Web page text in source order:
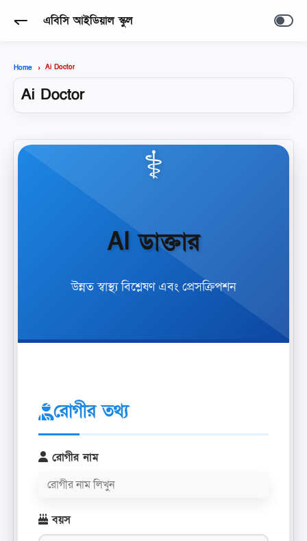
এবিসি আইডিয়াল স্কুল
Home Ai Doctor
Ai Doctor
⚕️
AI ডাক্তার
উন্নত স্বাস্থ্য বিশ্লেষণ এবং প্রেসক্রিপশন
রোগীর তথ্য
রোগীর নাম
বয়স